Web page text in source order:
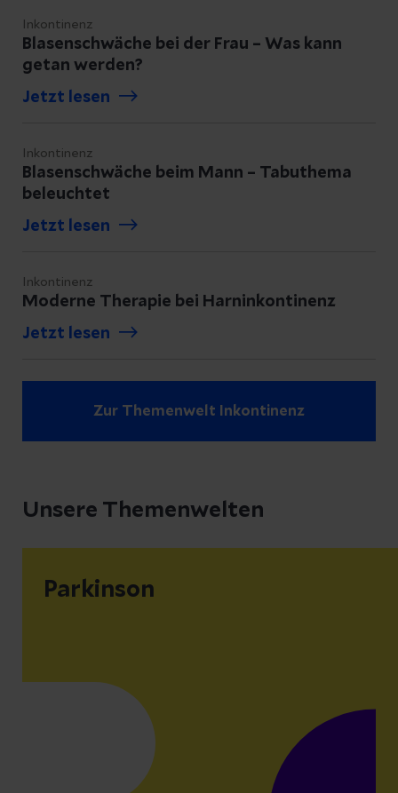
Inkontinenz
Blasenschwäche bei der Frau – Was kann
getan werden?
Jetzt lesen
Inkontinenz
Blasenschwäche beim Mann – Tabuthema
beleuchtet
Jetzt lesen
Inkontinenz
Moderne Therapie bei Harninkontinenz
Jetzt lesen
Zur Themenwelt Inkontinenz
Unsere Themenwelten
Parkinson